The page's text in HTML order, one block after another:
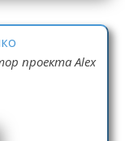
проекта Alex